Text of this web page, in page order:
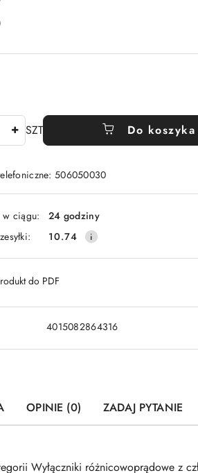
SZT Do koszyka
506050030
w ciągu:
24 godziny
10.74
do PDF
4015082864316
OPINIE (0) ZADAJ PYTANIE
Wyłączniki różnicowoprądowe z